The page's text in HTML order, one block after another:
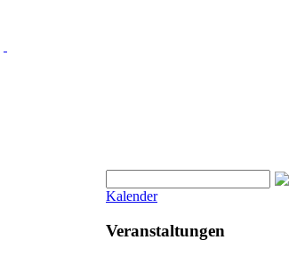
Kalender
Veranstaltungen